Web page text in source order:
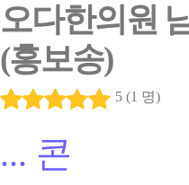
오다한의원
(홍보송)
5 (1 명)
... 콘